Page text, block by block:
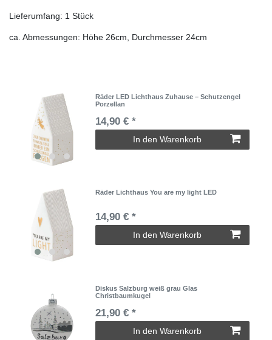
Lieferumfang: 1 Stück
ca. Abmessungen: Höhe 26cm, Durchmesser 24cm
Räder LED Lichthaus Zuhause – Schutzengel
Porzellan
14,90 € *
In den Warenkorb
Räder Lichthaus You are my light LED
14,90 € *
In den Warenkorb
Diskus Salzburg weiß grau Glas
Christbaumkugel
21,90 € *
In den Warenkorb